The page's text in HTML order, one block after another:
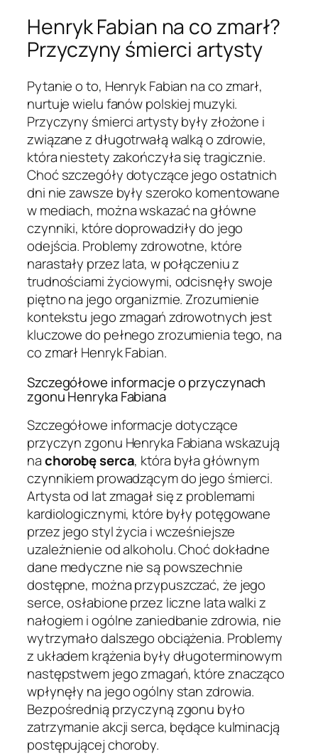
Henryk Fabian na co zmarł?
Przyczyny śmierci artysty
Pytanie o to, Henryk Fabian na co zmarł,
nurtuje wielu fanów polskiej muzyki.
Przyczyny śmierci artysty były złożone i
związane z długotrwałą walką o zdrowie,
która niestety zakończyła się tragicznie.
Choć szczegóły dotyczące jego ostatnich
dni nie zawsze były szeroko komentowane
w mediach, można wskazać na główne
czynniki, które doprowadziły do jego
odejścia. Problemy zdrowotne, które
narastały przez lata, w połączeniu z
trudnościami życiowymi, odcisnęły swoje
piętno na jego organizmie. Zrozumienie
kontekstu jego zmagań zdrowotnych jest
kluczowe do pełnego zrozumienia tego, na
co zmarł Henryk Fabian.
Szczegółowe informacje o przyczynach
zgonu Henryka Fabiana
Szczegółowe informacje dotyczące
przyczyn zgonu Henryka Fabiana wskazują
nachorobę serca, która była głównym
czynnikiem prowadzącym do jego śmierci.
Artysta od lat zmagał się z problemami
kardiologicznymi, które były potęgowane
przez jego styl życia i wcześniejsze
uzależnienie od alkoholu. Choć dokładne
dane medyczne nie są powszechnie
dostępne, można przypuszczać, że jego
serce, osłabione przez liczne lata walki z
nałogiem i ogólne zaniedbanie zdrowia, nie
wytrzymało dalszego obciążenia. Problemy
z układem krążenia były długoterminowym
następstwem jego zmagań, które znacząco
wpłynęły na jego ogólny stan zdrowia.
Bezpośrednią przyczyną zgonu było
zatrzymanie akcji serca, będące kulminacją
postępującej choroby.